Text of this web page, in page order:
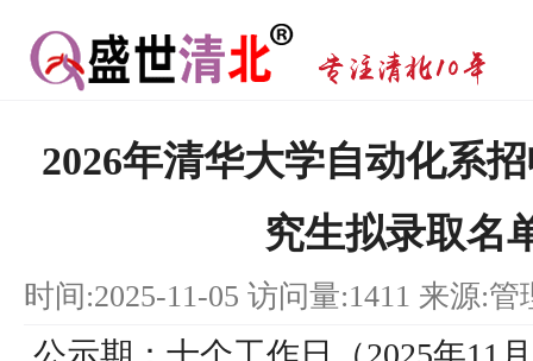
2026年清华大学自动化系
究生拟录取名
时间:2025-11-05 访问量:1411 来源:管